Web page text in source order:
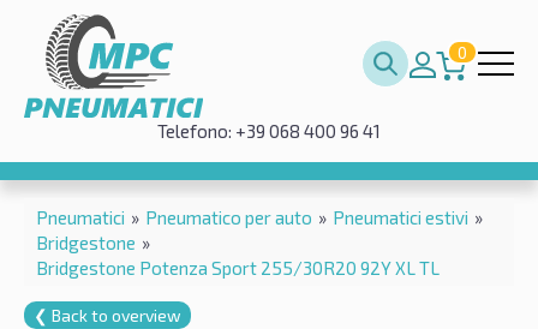
0
Telefono: +39 068 400 96 41
Pneumatici » Pneumatico per auto » Pneumatici estivi »
Bridgestone »
Bridgestone Potenza Sport 255/30R20 92Y XL TL
❮ Back to overview